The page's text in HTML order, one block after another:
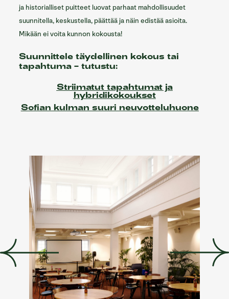
ja historialliset puitteet luovat parhaat mahdollisuudet
suunnitella, keskustella, päättää ja näin edistää asioita.
Mikään ei voita kunnon kokousta!
Suunnittele täydellinen kokous tai
tapahtuma – tutustu:
Striimatut tapahtumat ja
hybridikokoukset
Sofian kulman suuri neuvotteluhuone